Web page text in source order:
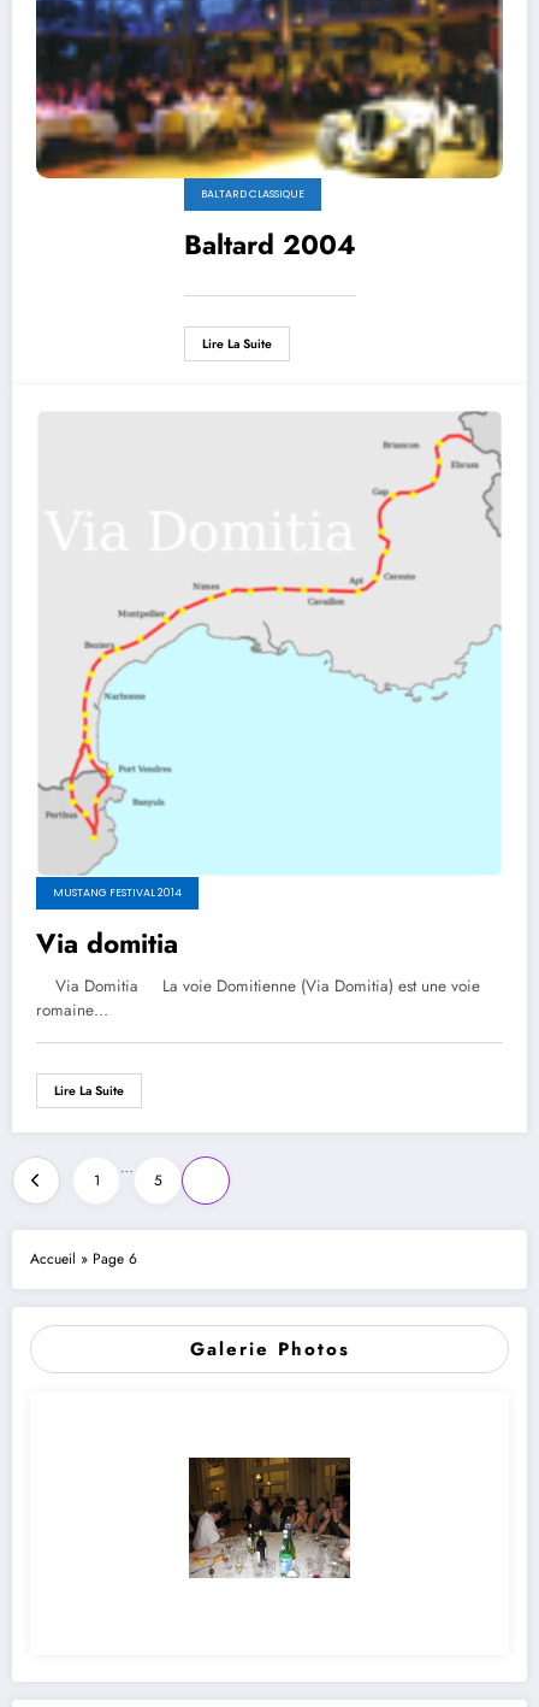
Accueil » Page 6
Galerie Photos
BALTARD CLASSIQUE
Baltard 2004
Lire La Suite
MUSTANG FESTIVAL 2014
Via domitia
Via Domitia La voie Domitienne (Via Domitia) est une voie
romaine…
Lire La Suite
Pagination
des
publications
1
…
5